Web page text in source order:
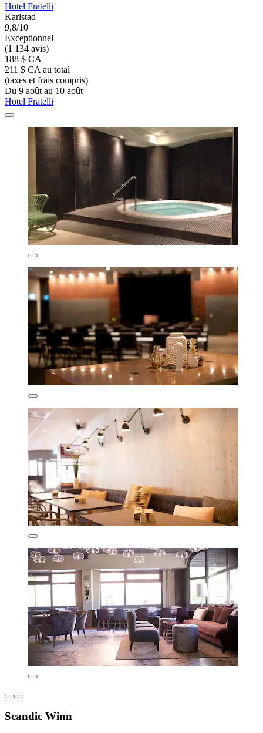
Hotel Fratelli
Karlstad
9,8/10
Exceptionnel
(1 134 avis)
188 $ CA
211 $ CA au total
(taxes et frais compris)
Du 9 août au 10 août
Hotel Fratelli
Scandic Winn